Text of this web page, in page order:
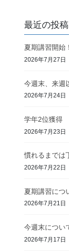
最近の投稿
夏期講習開始！
2026年7月27日
今週末、来週
2026年7月24日
学年2位獲得
2026年7月23日
慣れるまでは
2026年7月22日
夏期講習につ
2026年7月21日
今週末につい
2026年7月17日